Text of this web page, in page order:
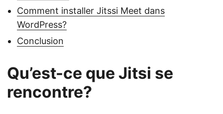
Comment installer Jitssi Meet dans
WordPress?
Conclusion
Qu’est-ce que Jitsi se
rencontre?